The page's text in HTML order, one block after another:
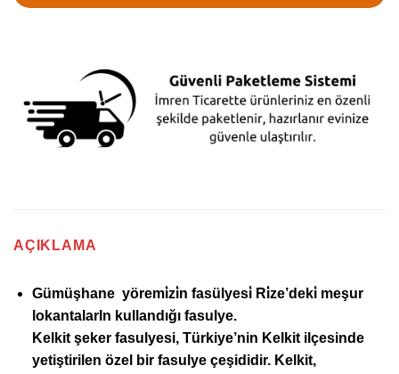
AÇIKLAMA
Gümüşhane yöremi̇zi̇n fasülyesi̇ Ri̇ze’deki̇ meşur
lokantalarIn kullandığı fasulye.
Kelkit şeker fasulyesi, Türkiye’nin Kelkit ilçesinde
yetiştirilen özel bir fasulye çeşididir. Kelkit,